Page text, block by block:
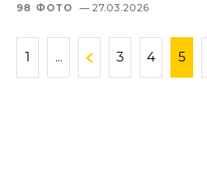
98 ФОТО — 27.03.2026
1 ... 3 4 5